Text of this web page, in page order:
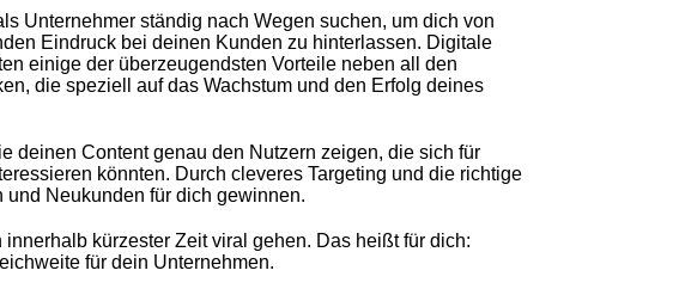
Unternehmer ständig nach Wegen suchen, um dich von
Eindruck bei deinen Kunden zu hinterlassen. Digitale
einige der überzeugendsten Vorteile neben all den
die speziell auf das Wachstum und den Erfolg deines
deinen Content genau den Nutzern zeigen, die sich für
könnten. Durch cleveres Targeting und die richtige
Neukunden für dich gewinnen.
kürzester Zeit viral gehen. Das heißt für dich:
für dein Unternehmen.